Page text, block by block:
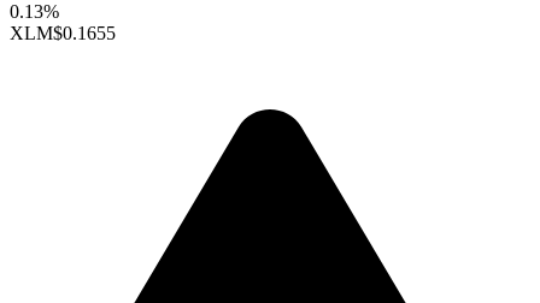
0.13%
XLM$0.1655